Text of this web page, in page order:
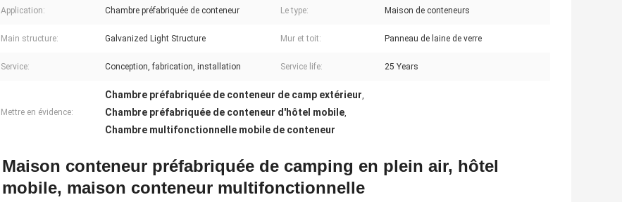
Application: Chambre préfabriquée de conteneur Le type: Maison de conteneurs
Main structure: Galvanized Light Structure Mur et toit: Panneau de laine de verre
Service: Conception, fabrication, installation Service life: 25 Years
Mettre en évidence:
Chambre préfabriquée de conteneur de camp extérieur,
Chambre préfabriquée de conteneur d'hôtel mobile,
Chambre multifonctionnelle mobile de conteneur
Maison conteneur préfabriquée de camping en plein air, hôtel
mobile, maison conteneur multifonctionnelle